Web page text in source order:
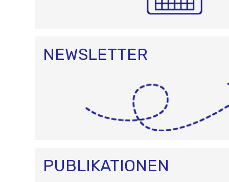
NEWSLETTER
PUBLIKATIONEN